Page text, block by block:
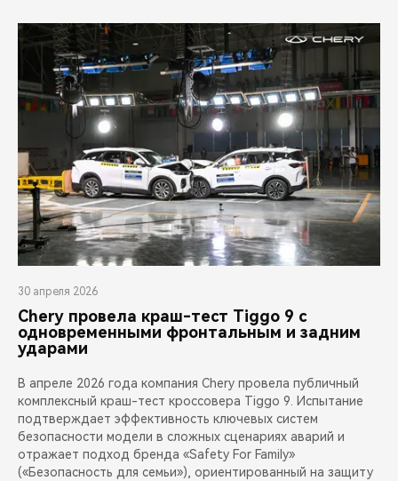
30 апреля 2026
Chery провела краш-тест Tiggo 9 с
одновременными фронтальным и задним
ударами
В апреле 2026 года компания Chery провела публичный
комплексный краш-тест кроссовера Tiggo 9. Испытание
подтверждает эффективность ключевых систем
безопасности модели в сложных сценариях аварий и
отражает подход бренда «Safety For Family»
(«Безопасность для семьи»), ориентированный на защиту